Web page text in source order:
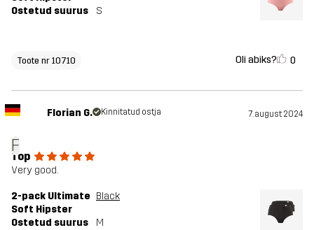
Ostetud suurus S
Toote nr 10710 Oli abiks? 0
F
Florian G. Kinnitatud ostja 7. august 2024
Top
Very good.
2-pack Ultimate
Soft Hipster
Black
Ostetud suurus M